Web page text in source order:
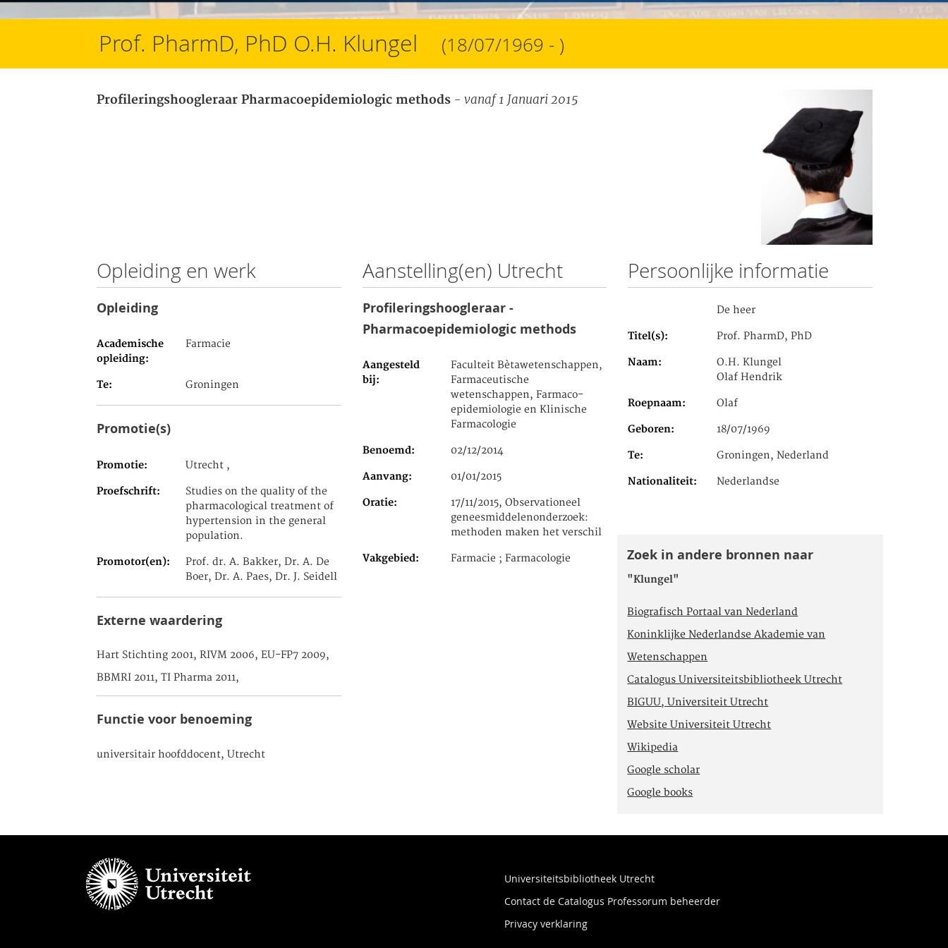
Prof. PharmD, PhD O.H. Klungel (18/07/1969 - )
Profileringshoogleraar Pharmacoepidemiologic methods - vanaf 1 Januari 2015
Opleiding en werk
Opleiding
Academische
opleiding
Farmacie
Te Groningen
Promotie(s)
Promotie Utrecht ,
Proefschrift
Studies on the quality of the
pharmacological treatment of
hypertension in the general
population.
Promotor(en)
Prof. dr. A. Bakker, Dr. A. De
Boer, Dr. A. Paes, Dr. J. Seidell
Externe waardering
Hart Stichting 2001, RIVM 2006, EU-FP7 2009,
BBMRI 2011, TI Pharma 2011,
Functie voor benoeming
universitair hoofddocent, Utrecht
Aanstelling(en) Utrecht
Profileringshoogleraar -
Pharmacoepidemiologic methods
Aangesteld
bij
Faculteit Bètawetenschappen,
Farmaceutische
wetenschappen, Farmaco-
epidemiologie en Klinische
Farmacologie
Benoemd 02/12/2014
Aanvang 01/01/2015
Oratie
17/11/2015, Observationeel
geneesmiddelenonderzoek:
methoden maken het verschil
Vakgebied Farmacie ; Farmacologie
Persoonlijke informatie
De heer
Titel(s) Prof. PharmD, PhD
Naam
O.H. Klungel
Olaf Hendrik
Roepnaam Olaf
Geboren 18/07/1969
Te Groningen, Nederland
Nationaliteit Nederlandse
Zoek in andere bronnen naar
"Klungel"
Biografisch Portaal van Nederland
Koninklijke Nederlandse Akademie van
Wetenschappen
Catalogus Universiteitsbibliotheek Utrecht
BIGUU, Universiteit Utrecht
Website Universiteit Utrecht
Wikipedia
Google scholar
Google books
Universiteitsbibliotheek Utrecht
Contact de Catalogus Professorum beheerder
Privacy verklaring